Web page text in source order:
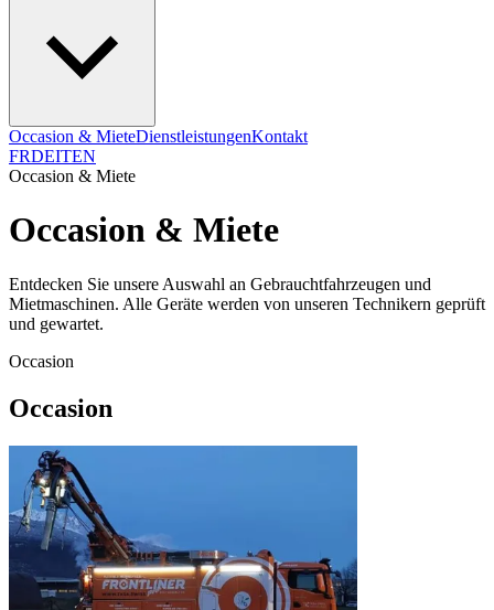
Occasion & MieteDienstleistungenKontakt
FRDEITEN
Occasion & Miete
Occasion & Miete
Entdecken Sie unsere Auswahl an Gebrauchtfahrzeugen und
Mietmaschinen. Alle Geräte werden von unseren Technikern geprüft
und gewartet.
Occasion
Occasion